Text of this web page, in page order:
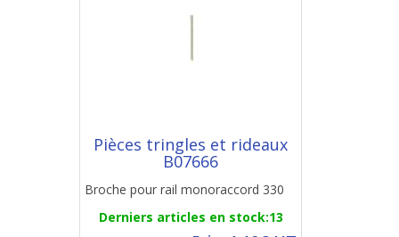
Pièces tringles et rideaux
B07666
Broche pour rail monoraccord 330
Derniers articles en stock:13